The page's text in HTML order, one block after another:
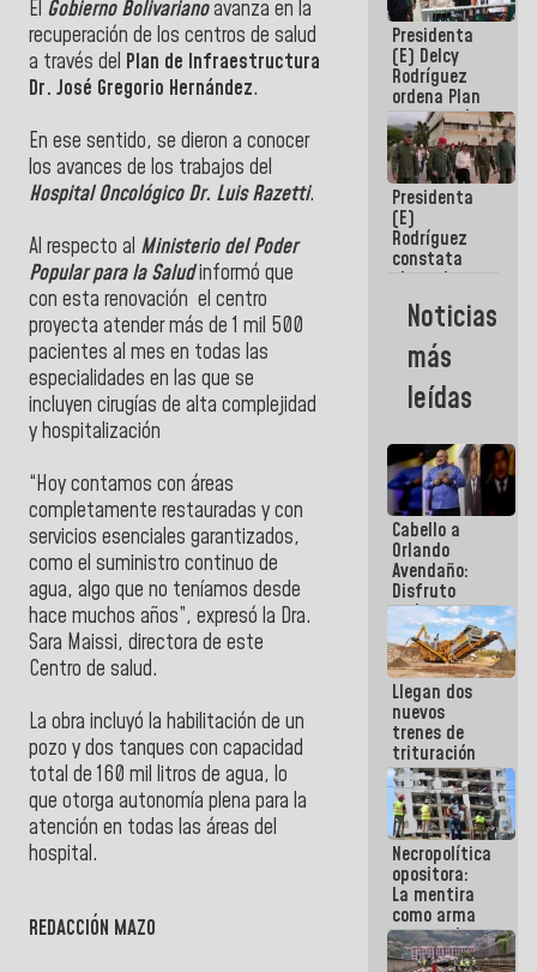
El Gobierno Bolivarianoavanza en la
recuperación de los centros de salud
a través del Plan de Infraestructura
Dr. José Gregorio Hernández.
En ese sentido, se dieron a conocer
los avances de los trabajos del
Hospital Oncológico Dr. Luis Razetti.
Al respecto al Ministerio del Poder
Popular para la Saludinformó que
con esta renovación el centro
proyecta atender más de 1 mil 500
pacientes al mes en todas las
especialidades en las que se
incluyen cirugías de alta complejidad
y hospitalización
“Hoy contamos con áreas
completamente restauradas y con
servicios esenciales garantizados,
como el suministro continuo de
agua, algo que no teníamos desde
hace muchos años”, expresó la Dra.
Sara Maissi, directora de este
Centro de salud.
La obra incluyó la habilitación de un
pozo y dos tanques con capacidad
total de 160 mil litros de agua, lo
que otorga autonomía plena para la
atención en todas las áreas del
hospital.
REDACCIÓN MAZO
clasificación
a la
AmeriCup
2027
Presidenta
(E) Delcy
Rodríguez
ordena Plan
maestro de
desarrollo
logístico y
turístico
para La
Guaira
Presidenta
(E)
Rodríguez
constata
obras de
rehabilitación
de Escuela
Militar de
Mamo en La
Guaira
Noticias
más
leídas
Cabello a
Orlando
Avendaño:
Disfruto
cada vez
que escribes
porque lo
que haces
es
embarrarla
Llegan dos
nuevos
trenes de
trituración
para
optimizar
manejo de
escombros
en La Guaira
Necropolítica
opositora:
La mentira
como arma
contra el
Pueblo